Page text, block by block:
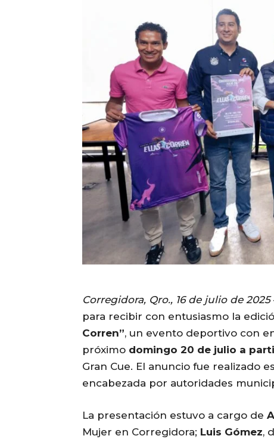
Corregidora, Qro., 16 de julio de 2025
para recibir con entusiasmo la
Corren”, un evento deportivo con
próximo domingo 20 de julio a
Gran Cue. El anuncio fue realizado
encabezada por autoridades
La presentación estuvo a cargo de
Mujer en Corregidora; Luis Gómez,